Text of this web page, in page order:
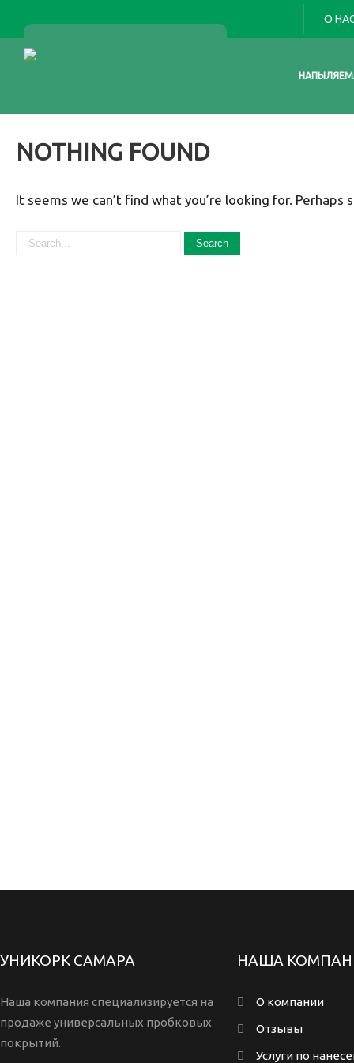
О
NOTHING FOUND
It seems we can’t find what you’re looking for. Perhaps
УНИКОРК САМАРА
Наша компания специализируется на
продаже универсальных пробковых
покрытий.
НАША
О компании
Отзывы
Услуги по